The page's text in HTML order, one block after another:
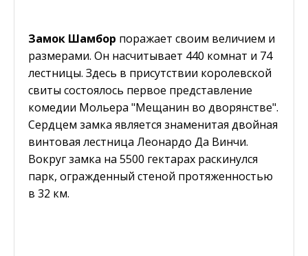
Замок Шамбор поражает своим величием и
размерами. Он насчитывает 440 комнат и 74
лестницы. Здесь в присутствии королевской
свиты состоялось первое представление
комедии Мольера "Мещанин во дворянстве".
Сердцем замка является знаменитая двойная
винтовая лестница Леонардо Да Винчи.
Вокруг замка на 5500 гектарах раскинулся
парк, огражденный стеной протяженностью
в 32 км.